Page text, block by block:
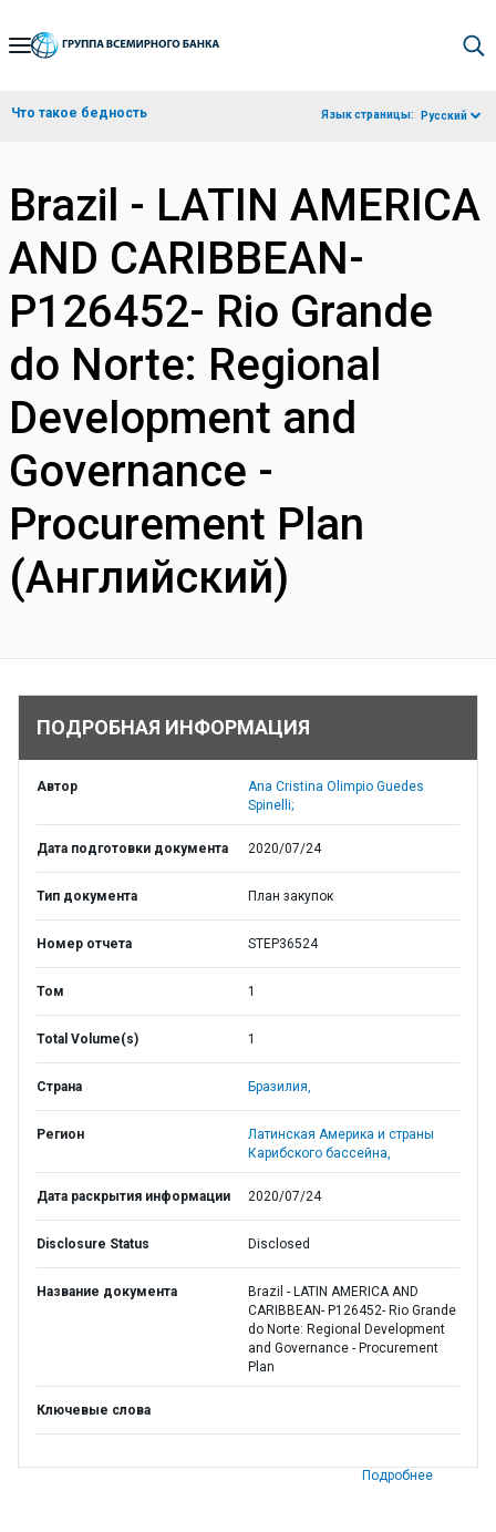
Skip
Navigation
Что такое бедность Язык страницы: Русский
Brazil - LATIN AMERICA
AND CARIBBEAN-
P126452- Rio Grande
do Norte: Regional
Development and
Governance -
Procurement Plan
(Английский)
ПОДРОБНАЯ ИНФОРМАЦИЯ
Автор
Ana Cristina Olimpio Guedes
Spinelli;
Дата подготовки документа 2020/07/24
Тип документа План закупок
Номер отчета STEP36524
Том 1
Total Volume(s) 1
Страна Бразилия,
Регион
Латинская Америка и страны
Карибского бассейна,
Дата раскрытия информации 2020/07/24
Disclosure Status Disclosed
Название документа
Brazil - LATIN AMERICA AND
CARIBBEAN- P126452- Rio Grande
do Norte: Regional Development
and Governance - Procurement
Plan
Ключевые слова
Подробнее